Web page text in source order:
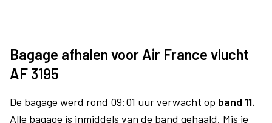
Bagage afhalen voor Air France vlucht
AF 3195
De bagage werd rond 09:01 uur verwacht op band 11.
Alle bagage is inmiddels van de band gehaald. Mis je